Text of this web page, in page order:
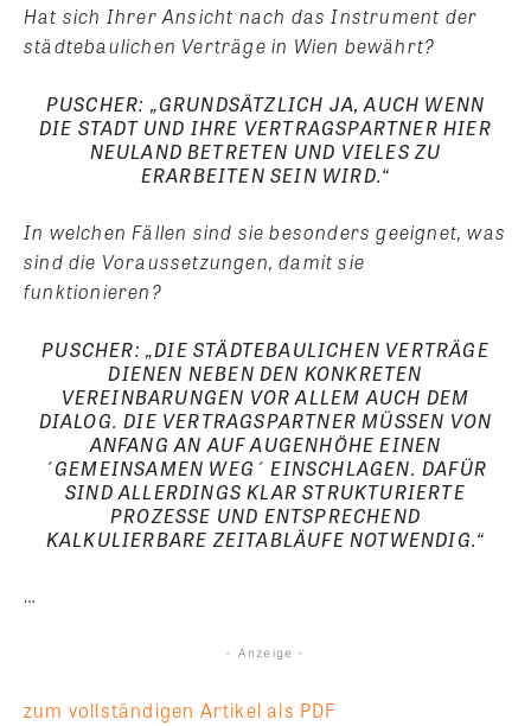
Hat sich Ihrer Ansicht nach das Instrument der
städtebaulichen Verträge in Wien bewährt?
PUSCHER: „GRUNDSÄTZLICH JA, AUCH WENN
DIE STADT UND IHRE VERTRAGSPARTNER HIER
NEULAND BETRETEN UND VIELES ZU
ERARBEITEN SEIN WIRD.“
In welchen Fällen sind sie besonders geeignet, was
sind die Voraussetzungen, damit sie
funktionieren?
PUSCHER: „DIE STÄDTEBAULICHEN VERTRÄGE
DIENEN NEBEN DEN KONKRETEN
VEREINBARUNGEN VOR ALLEM AUCH DEM
DIALOG. DIE VERTRAGSPARTNER MÜSSEN VON
ANFANG AN AUF AUGENHÖHE EINEN
´GEMEINSAMEN WEG´ EINSCHLAGEN. DAFÜR
SIND ALLERDINGS KLAR STRUKTURIERTE
PROZESSE UND ENTSPRECHEND
KALKULIERBARE ZEITABLÄUFE NOTWENDIG.“
…
- Anzeige -
zum vollständigen Artikel als PDF